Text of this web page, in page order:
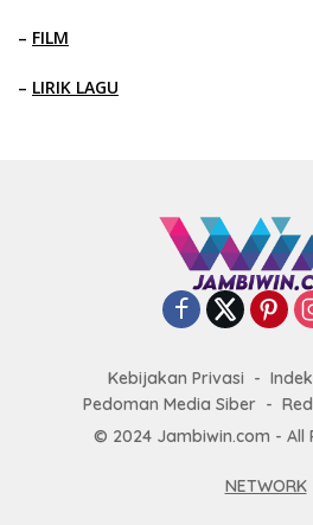
– FILM
– LIRIK LAGU
Kebijakan Privasi
Pedoman Media Siber
© 2024 Jambiwin.com - All
NETWORK